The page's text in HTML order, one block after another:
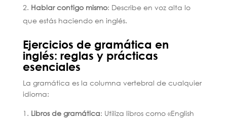
Hablar contigo mismo: Describe en voz alta lo
que estás haciendo en inglés.
Ejercicios de gramática en
inglés: reglas y prácticas
esenciales
La gramática es la columna vertebral de cualquier
idioma:
Libros de gramática: Utiliza libros como «English